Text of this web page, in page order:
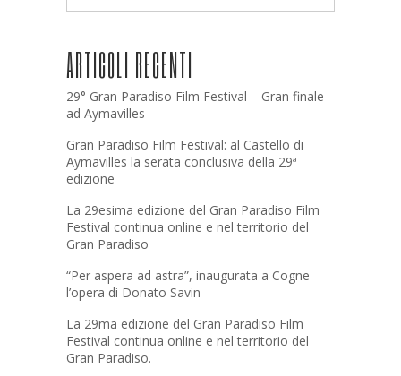
ARTICOLI RECENTI
29° Gran Paradiso Film Festival – Gran finale
ad Aymavilles
Gran Paradiso Film Festival: al Castello di
Aymavilles la serata conclusiva della 29ª
edizione
La 29esima edizione del Gran Paradiso Film
Festival continua online e nel territorio del
Gran Paradiso
“Per aspera ad astra”, inaugurata a Cogne
l’opera di Donato Savin
La 29ma edizione del Gran Paradiso Film
Festival continua online e nel territorio del
Gran Paradiso.